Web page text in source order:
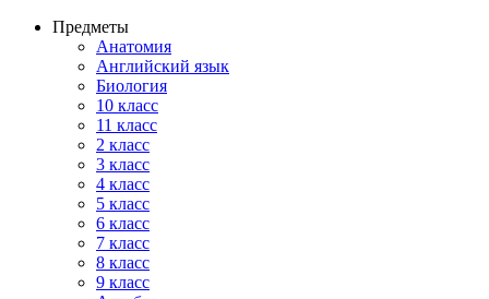
Предметы
Анатомия
Английский язык
Биология
10 класс
11 класс
2 класс
3 класс
4 класс
5 класс
6 класс
7 класс
8 класс
9 класс